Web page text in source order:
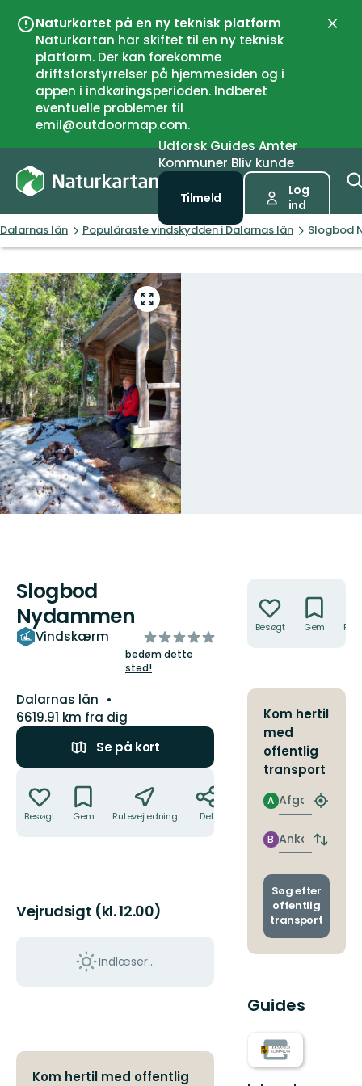
Naturkortet på en ny teknisk platform
Naturkartan har skiftet til en ny teknisk
platform. Der kan forekomme
driftsforstyrrelser på hjemmesiden og i
appen i indkøringsperioden. Indberet
eventuelle problemer til
emil@outdoormap.com.
Luk
UdforskGuidesAmter
Kommuner Bliv kunde
Tilmeld
Log
ind
Dalarnas län Populäraste vindskydden i Dalarnas län Slogbod
Gå
til
fuld
skærm
Slogbod
Nydammen
Vindskærm
ud
af
5
bedøm dette
sted!
Amt:
Dalarnas län
6619.91 km fra dig
Se på kort
Besøgt Gem Rutevejledning Del
Vejrudsigt (kl. 12.00)
Indlæser...
Kom hertil med offentlig
Besøgt Gem
Kom hertil
med
offentlig
transport
Afgang
A
Find
Ankomst
B
Skift
og
Søg efter
offentlig
transport
Guides